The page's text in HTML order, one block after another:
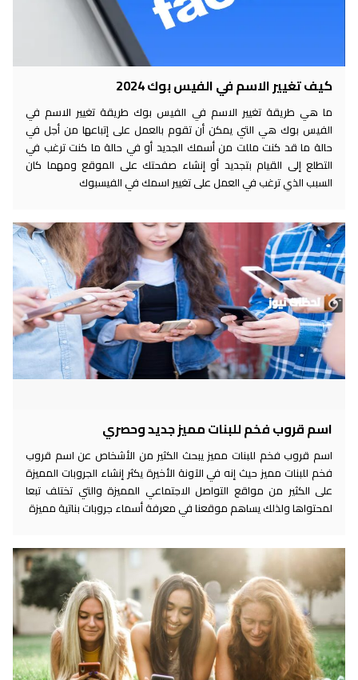
كيف تغيير الاسم في الفيس بوك 2024
ما هي طريقة تغيير الاسم في الفيس بوك طريقة تغيير الاسم في
الفيس بوك هي التي يمكن أن تقوم بالعمل على إتباعها من أجل في
حالة ما قد كنت مللت من أسمك الجديد أو في حالة ما كنت ترغب في
التطلع إلى القيام بتجديد أو إنشاء صفحتك على الموقع ومهما كان
السبب الذي ترغب في العمل على تغيير اسمك في الفيسبوك
اسم قروب فخم للبنات مميز جديد وحصري
اسم قروب فخم للبنات مميز يبحث الكثير من الأشخاص عن اسم قروب
فخم للبنات مميز حيث إنه في الآونة الأخيرة يكثر إنشاء الجروبات المميزة
على الكثير من مواقع التواصل الاجتماعي المميزة والتي تختلف تبعا
لمحتواها ولذلك يساهم موقعنا في معرفة أسماء جروبات بناتية مميزة